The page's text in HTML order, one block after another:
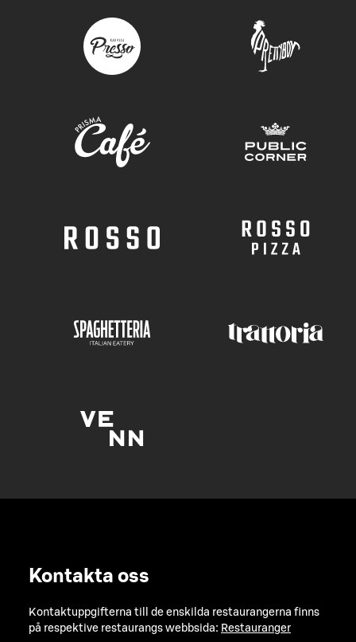
Kontakta oss
Kontaktuppgifterna till de enskilda restaurangerna finns
på respektive restaurangs webbsida: Restauranger